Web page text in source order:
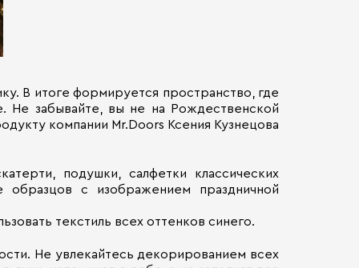
В итоге формируется пространство, где
Не забывайте, вы не на Рождественской
компании Mr.Doors Ксения Кузнецова
подушки, салфетки классических
образцов с изображением праздничной
текстиль всех оттенков синего.
Не увлекайтесь декорированием всех